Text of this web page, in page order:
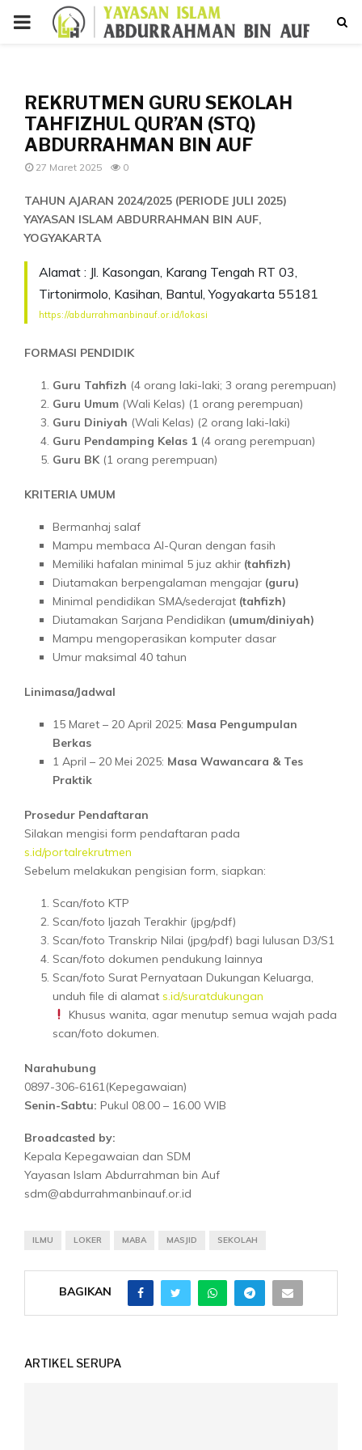
PRIMARY
REKRUTMEN GURU SEKOLAH
TAHFIZHUL QUR’AN (STQ)
ABDURRAHMAN BIN AUF
27 Maret 2025 0
TAHUN AJARAN 2024/2025 (PERIODE JULI 2025)
YAYASAN ISLAM ABDURRAHMAN BIN AUF,
YOGYAKARTA
Alamat : Jl. Kasongan, Karang Tengah RT 03,
Tirtonirmolo, Kasihan, Bantul, Yogyakarta 55181
https://abdurrahmanbinauf.or.id/lokasi
FORMASI PENDIDIK
Guru Tahfizh (4 orang laki-laki; 3 orang perempuan)
Guru Umum (Wali Kelas) (1 orang perempuan)
Guru Diniyah (Wali Kelas) (2 orang laki-laki)
Guru Pendamping Kelas 1 (4 orang perempuan)
Guru BK (1 orang perempuan)
KRITERIA UMUM
Bermanhaj salaf
Mampu membaca Al-Quran dengan fasih
Memiliki hafalan minimal 5 juz akhir (tahfizh)
Diutamakan berpengalaman mengajar (guru)
Minimal pendidikan SMA/sederajat (tahfizh)
Diutamakan Sarjana Pendidikan (umum/diniyah)
Mampu mengoperasikan komputer dasar
Umur maksimal 40 tahun
Linimasa/Jadwal
15 Maret – 20 April 2025: Masa Pengumpulan
Berkas
1 April – 20 Mei 2025: Masa Wawancara & Tes
Praktik
Prosedur Pendaftaran
Silakan mengisi form pendaftaran pada
s.id/portalrekrutmen
Sebelum melakukan pengisian form, siapkan:
Scan/foto KTP
Scan/foto Ijazah Terakhir (jpg/pdf)
Scan/foto Transkrip Nilai (jpg/pdf) bagi lulusan D3/S1
Scan/foto dokumen pendukung lainnya
Scan/foto Surat Pernyataan Dukungan Keluarga,
unduh file di alamat s.id/suratdukungan
Khusus wanita, agar menutup semua wajah pada
scan/foto dokumen.
Narahubung
0897-306-6161(Kepegawaian)
Senin-Sabtu: Pukul 08.00 – 16.00 WIB
Broadcasted by:
Kepala Kepegawaian dan SDM
Yayasan Islam Abdurrahman bin Auf
sdm@abdurrahmanbinauf.or.id
ILMU LOKER MABA MASJID SEKOLAH
BAGIKAN
ARTIKEL SERUPA